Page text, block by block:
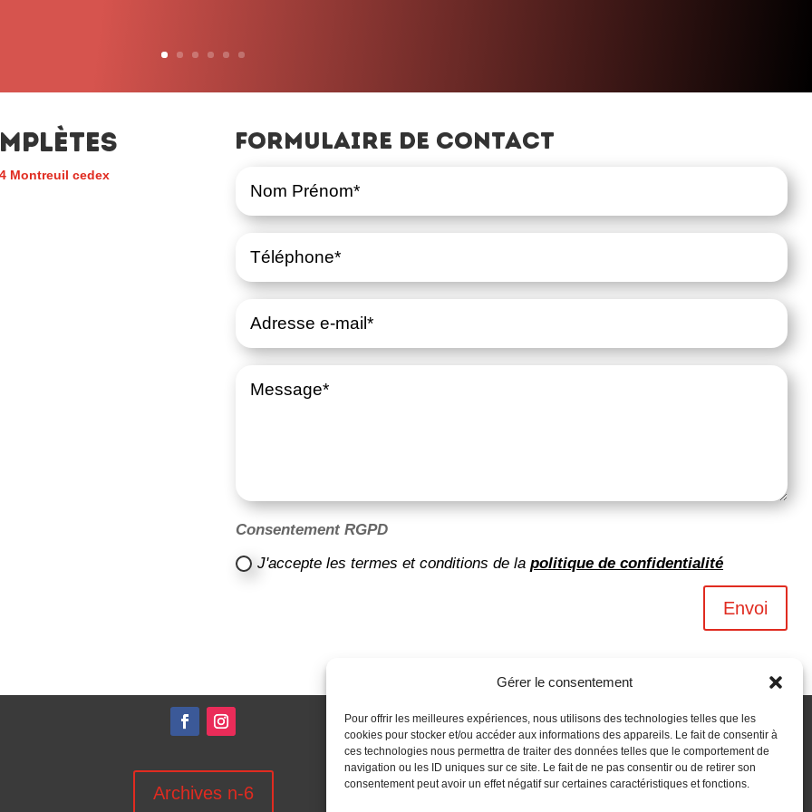
Gérer le consentement
Pour offrir les meilleures expériences, nous utilisons des technologies telles que les
cookies pour stocker et/ou accéder aux informations des appareils. Le fait de consentir à
ces technologies nous permettra de traiter des données telles que le comportement de
navigation ou les ID uniques sur ce site. Le fait de ne pas consentir ou de retirer son
consentement peut avoir un effet négatif sur certaines caractéristiques et fonctions.
Montreuil cedex
Formulaire de contact
Consentement RGPD
J'accepte les termes et conditions de la politique de confidentialité
Envoi
Archives n-6